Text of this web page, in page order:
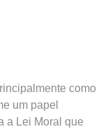
como
um papel
a Lei Moral que